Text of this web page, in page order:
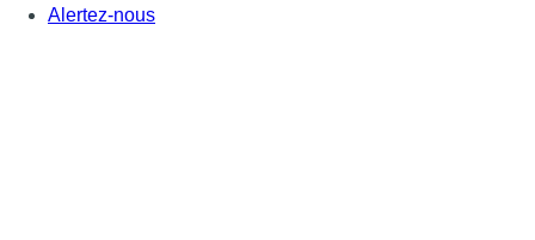
Alertez-nous